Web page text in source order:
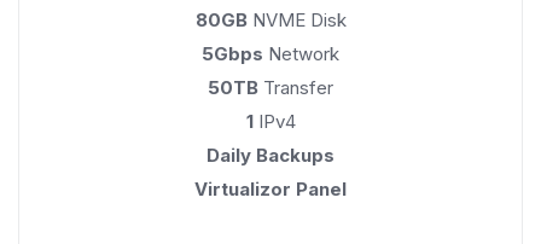
80GBNVME Disk
5Gbps Network
50TB Transfer
1IPv4
Daily Backups
Virtualizor Panel